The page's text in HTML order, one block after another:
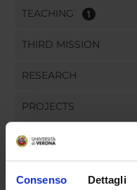
Consenso Dettagli
TEACHING 1
THIRD MISSION
RESEARCH
PROJECTS
ASSIGNMENTS